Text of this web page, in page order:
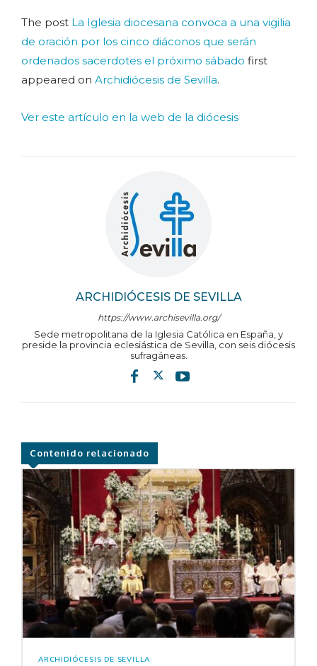
ARCHIDIÓCESIS DE SEVILLA
https://www.archisevilla.org/
Sede metropolitana de la Iglesia Católica en España, y
preside la provincia eclesiástica de Sevilla, con seis diócesis
sufragáneas.
The post La Iglesia diocesana convoca a una vigilia
de oración por los cinco diáconos que serán
ordenados sacerdotes el próximo sábado first
appeared on Archidiócesis de Sevilla.
Ver este artículo en la web de la diócesis
Contenido relacionado
ARCHIDIÓCESIS DE SEVILLA